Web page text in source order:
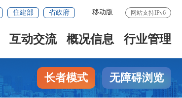
网站支持IPv6
移动版
住建部 省政府
互动交流 概况信息 行业管理
长者模式 无障碍浏览